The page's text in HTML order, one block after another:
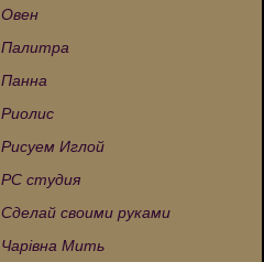
Овен
Палитра
Панна
Риолис
Рисуем Иглой
РС студия
Сделай своими руками
Чарівна Мить